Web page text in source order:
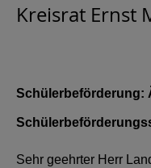
Kreisrat Ernst
Schülerbeförderung:
Sehr geehrter Herr